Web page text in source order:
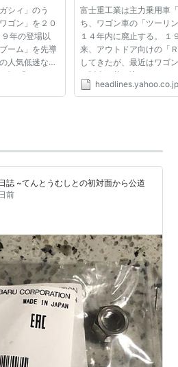
シィ」のう
ゴン」を２０
年の登場以
ーム」を先導
人気低迷など
ン「Ｂ４」
的車（ＳＵ
富士重工業は主力乗用車
ち、ワゴン車の「ツーリ
１４年内に廃止する。 １
来、アウトドア向けの「
してきたが、最近はワゴ
で販売が落ち込んでいた
と、車高の高いスポーツ
誌 ~てんとうむしとの初対面から公道
前